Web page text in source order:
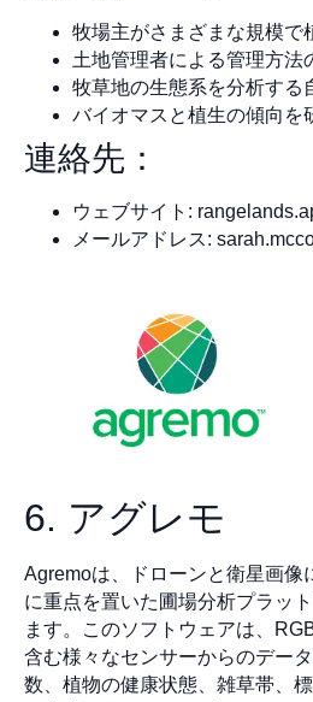
牧場主がさまざまな規模で
土地管理者による管理方法
牧草地の生態系を分析する
バイオマスと植生の傾向を
連絡先：
ウェブサイト:
メールアドレス:
6. アグレモ
Agremoは、ドローンと衛星画像
に重点を置いた圃場分析プラッ
ます。このソフトウェアは、
含む様々なセンサーからのデー
数、植物の健康状態、雑草帯、